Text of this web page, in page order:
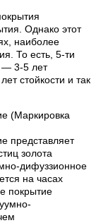
Однако этот
наиболее
То есть, 5-ти
— 3-5 лет
стойкости и так
(Маркировка
представляет
золота
дифуззионное
на часах
покрытие